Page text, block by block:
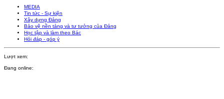
MEDIA
Tin tức - Sự kiện
Xây dựng Đảng
Bảo vệ nền tảng và tư tưởng của Đảng
Học tập và làm theo Bác
Hỏi đáp - góp ý
Lượt xem:
Đang online: